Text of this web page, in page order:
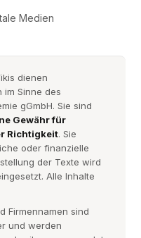
Medien
dienen
im Sinne des
gGmbH. Sie sind
Gewähr für
Richtigkeit. Sie
oder finanzielle
der Texte wird
Alle Inhalte
Firmennamen sind
und werden